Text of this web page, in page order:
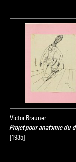
Victor Brauner
Projet pour anatomie du
[1935]